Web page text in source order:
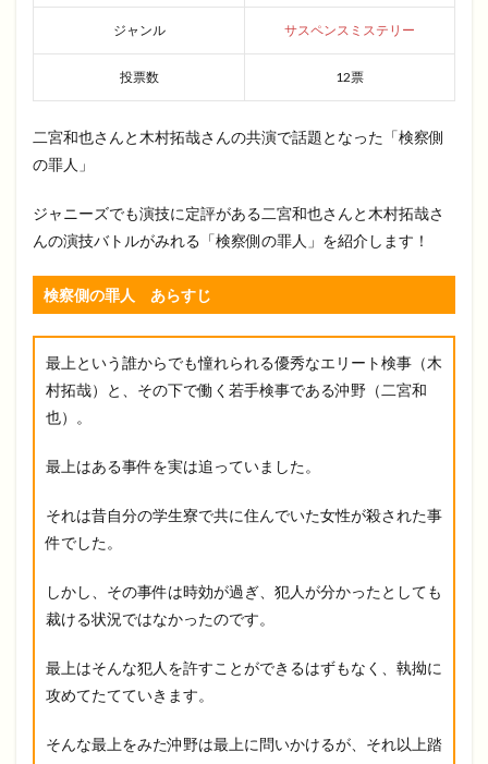
ジャンル サスペンスミステリー
投票数 12票
二宮和也さんと木村拓哉さんの共演で話題となった「検察側
の罪人」
ジャニーズでも演技に定評がある二宮和也さんと木村拓哉さ
んの演技バトルがみれる「検察側の罪人」を紹介します！
検察側の罪人 あらすじ
最上という誰からでも憧れられる優秀なエリート検事（木
村拓哉）と、その下で働く若手検事である沖野（二宮和
也）。
最上はある事件を実は追っていました。
それは昔自分の学生寮で共に住んでいた女性が殺された事
件でした。
しかし、その事件は時効が過ぎ、犯人が分かったとしても
裁ける状況ではなかったのです。
最上はそんな犯人を許すことができるはずもなく、執拗に
攻めてたてていきます。
そんな最上をみた沖野は最上に問いかけるが、それ以上踏